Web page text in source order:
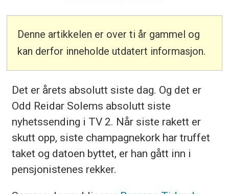
Denne artikkelen er over ti år gammel og
kan derfor inneholde utdatert informasjon.
Det er årets absolutt siste dag. Og det er
Odd Reidar Solems absolutt siste
nyhetssending i TV 2. Når siste rakett er
skutt opp, siste champagnekork har truffet
taket og datoen byttet, er han gått inn i
pensjonistenes rekker.